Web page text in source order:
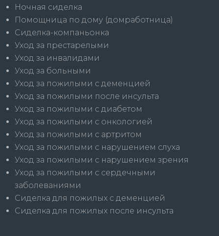
Ночная сиделка
Помощница по дому (домработница)
Сиделка-компаньонка
Уход за престарелыми
Уход за инвалидами
Уход за больными
Уход за пожилыми с деменцией
Уход за пожилыми после инсульта
Уход за пожилыми с диабетом
Уход за пожилыми с онкологией
Уход за пожилыми с артритом
Уход за пожилыми с нарушением слуха
Уход за пожилыми с нарушением зрения
Уход за пожилыми с сердечными
заболеваниями
Сиделка для пожилых с деменцией
Сиделка для пожилых после инсульта